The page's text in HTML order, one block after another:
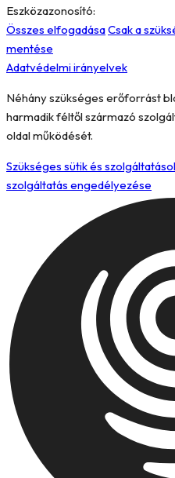
Eszközazonosító:
Összes elfogadásaCsak a
mentése
Adatvédelmi irányelvek
Néhány szükséges erőforrást
harmadik féltől származó
oldal működését.
Szükséges sütik és
szolgáltatás engedélyezése